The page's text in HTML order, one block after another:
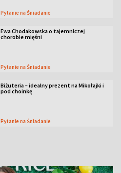
Pytanie na Śniadanie
Ewa Chodakowska o tajemniczej
chorobie mięśni
Pytanie na Śniadanie
Biżuteria – idealny prezent na Mikołajki i
pod choinkę
Pytanie na Śniadanie